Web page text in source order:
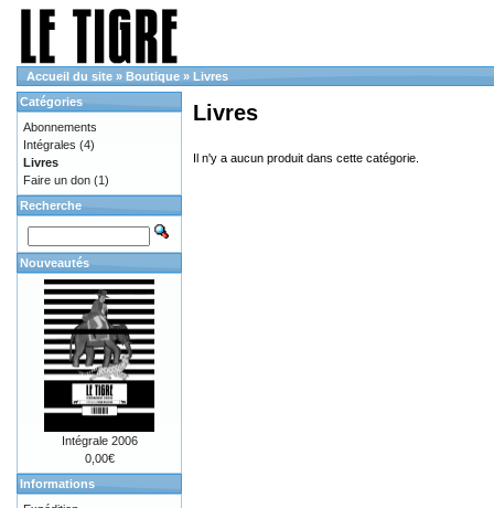
Accueil du site » Boutique » Livres
Livres
Il n'y a aucun produit dans cette catégorie.
Catégories
Abonnements
Intégrales (4)
Livres
Faire un don (1)
Recherche
Nouveautés
Intégrale 2006
0,00€
Informations